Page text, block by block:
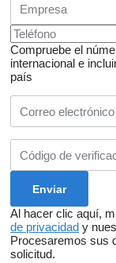
Compruebe el
internacional e
país
Al hacer clic aquí,
de privacidad y
Procesaremos sus
solicitud.